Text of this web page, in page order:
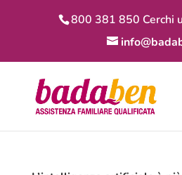
800 381 850 Cerchi